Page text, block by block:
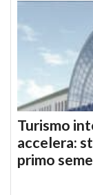
Turismo
accelera:
primo